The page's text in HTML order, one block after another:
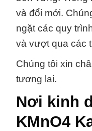
và đổi mới.
ngặt các quy
và vượt qua các
Chúng tôi xin
tương lai.
Nơi kinh
KMnO4